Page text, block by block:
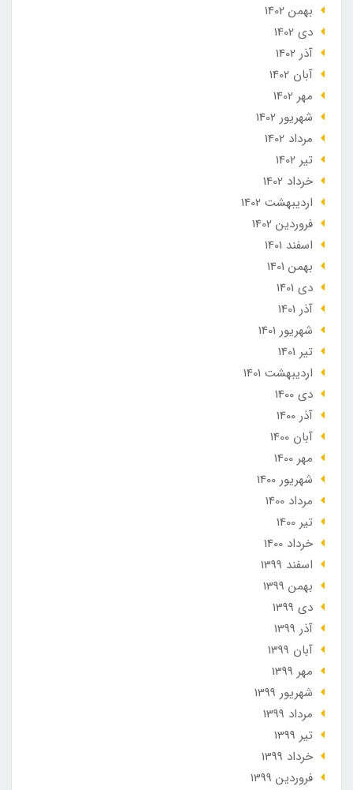
بهمن 1402
دی 1402
آذر 1402
آبان 1402
مهر 1402
شهریور 1402
مرداد 1402
تير 1402
خرداد 1402
ارديبهشت 1402
فروردین 1402
اسفند 1401
بهمن 1401
دی 1401
آذر 1401
شهریور 1401
تير 1401
ارديبهشت 1401
دی 1400
آذر 1400
آبان 1400
مهر 1400
شهریور 1400
مرداد 1400
تير 1400
خرداد 1400
اسفند 1399
بهمن 1399
دی 1399
آذر 1399
آبان 1399
مهر 1399
شهریور 1399
مرداد 1399
تير 1399
خرداد 1399
فروردین 1399